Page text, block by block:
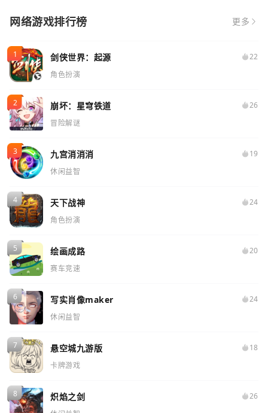
网络游戏排行榜 更多
剑侠世界：起源
22
角色扮演
崩坏：星穹铁道
26
冒险解谜
九宫消消消
19
休闲益智
天下战神
24
角色扮演
绘画成路
20
赛车竞速
写实肖像maker
24
休闲益智
悬空城九游版
18
卡牌游戏
炽焰之剑
26